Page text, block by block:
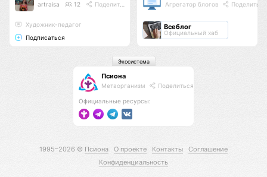
artraisa 12 Поделиться
Художник-педагог
Подписаться
Агрегатор блогов Поделиться
Всеблог
Официальный хаб
Псиона
Метаорганизм Поделиться
Официальные ресурсы:
Экосистема
1995–2026 © Псиона О проекте Контакты
Соглашение
Конфиденциальность